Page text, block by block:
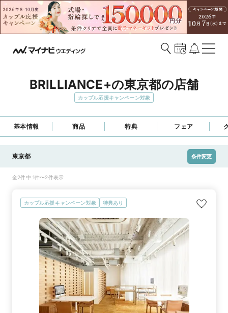
BRILLIANCE+の東京都の店舗
カップル応援キャンペーン対象
基本情報 商品 特典 フェア
東京都 条件変更
全2件中 1件〜2件表示
カップル応援キャンペーン対象 特典あり